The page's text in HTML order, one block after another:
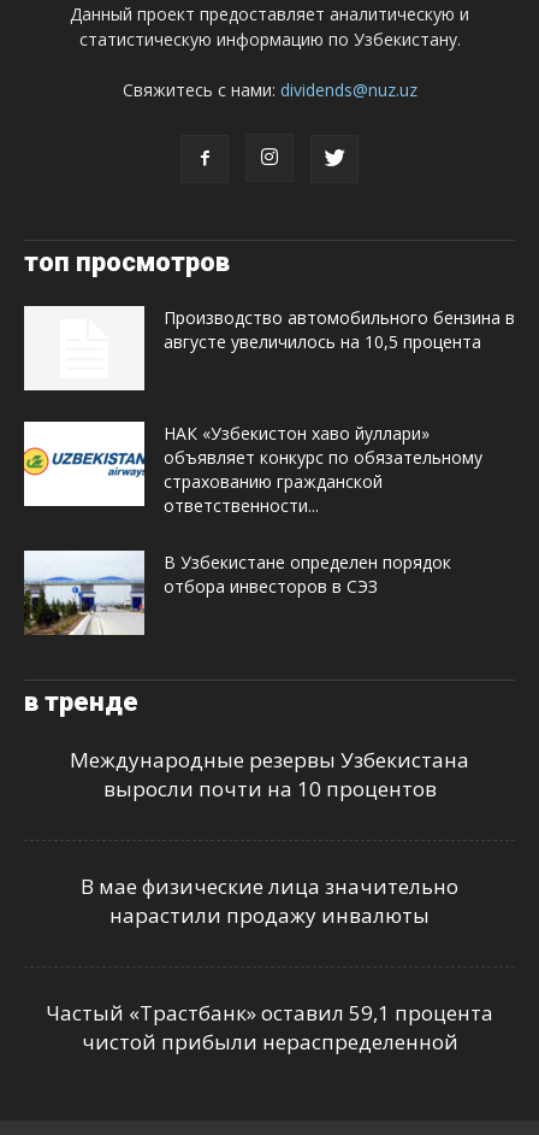
Данный проект предоставляет аналитическую и
статистическую информацию по Узбекистану.
Свяжитесь с нами: dividends@nuz.uz
топ просмотров
Производство автомобильного бензина в
августе увеличилось на 10,5 процента
НАК «Узбекистон хаво йуллари»
объявляет конкурс по обязательному
страхованию гражданской
ответственности...
В Узбекистане определен порядок
отбора инвесторов в СЭЗ
в тренде
Международные резервы Узбекистана
выросли почти на 10 процентов
В мае физические лица значительно
нарастили продажу инвалюты
Частый «Трастбанк» оставил 59,1 процента
чистой прибыли нераспределенной